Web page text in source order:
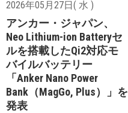
2026年05月27日( 水 )
アンカー・ジャパン、
Neo Lithium-ion Batteryセ
ルを搭載したQi2対応モ
バイルバッテリー
「Anker Nano Power
Bank（MagGo, Plus）」を
発表